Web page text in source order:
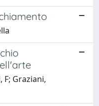
F; Graziani,